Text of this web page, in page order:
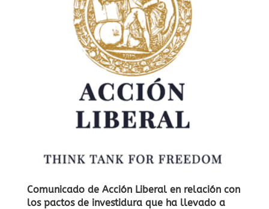
Comunicado de Acción Liberal en relación con
los pactos de investidura que ha llevado a